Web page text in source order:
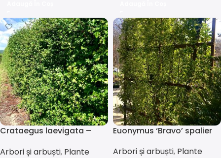
Crataegus laevigata –
ecran vegetal)
Arbori și arbuști, Plante
Euonymus ‘Bravo’ spalier
Arbori și arbuști, Plante